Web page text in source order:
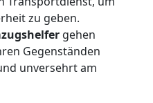
zu geben.
gehen
Gegenständen
unversehrt am